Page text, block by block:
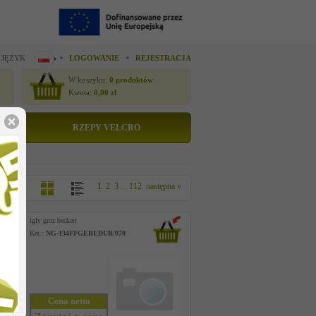
LOGOWANIE REJESTRACJA
W koszyku: 0 produktów
Kwota: 0,00 zł
RZEPY VELCRO
1 2 3 ... 112 następna »
igły groz beckert
Kat.: NG-134FFGEBEDUR/070
Cena netto